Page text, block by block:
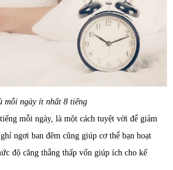
mỗi ngày ít nhất 8 tiếng
mỗi ngày, là một cách tuyệt vời để giảm
ngơi ban đêm cũng giúp cơ thể bạn hoạt
độ căng thẳng thấp vốn giúp ích cho kế